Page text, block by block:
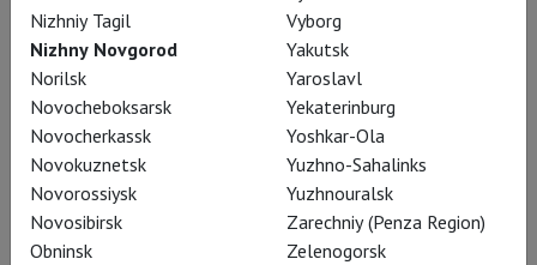
имени Чехова, РАМТ, МТЮЗ, спектакли со сцен в Вене,
Вероне, Мюнхене, Гамбурге, Штутгарте и др.
Благодаря TheatreHD у театралов десятков городов
России есть возможность прямого доступа к актуальному
театральному искусству, а поклонники знаменитых
актеров получают шанс увидеть игру своих кумиров на
сцене.
Nizhniy Tagil
Nizhny Novgorod
Norilsk
Novocheboksarsk
Novocherkassk
Novokuznetsk
Novorossiysk
Novosibirsk
Obninsk
Vyborg
Yakutsk
Yaroslavl
Yekaterinburg
Yoshkar-Ola
Yuzhno-Sahalinks
Yuzhnouralsk
Zarechniy (Penza Region)
Zelenogorsk